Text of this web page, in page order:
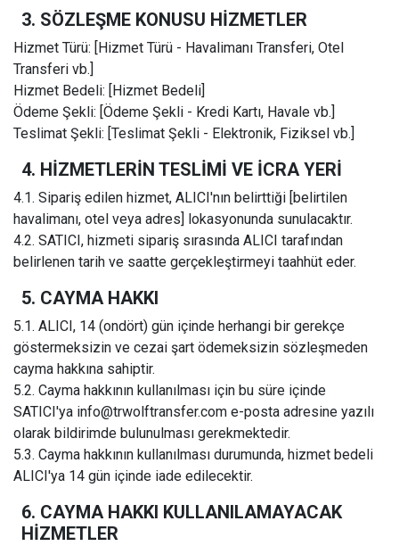
3. SÖZLEŞME KONUSU HİZMETLER
Hizmet Türü: [Hizmet Türü - Havalimanı Transferi, Otel
Transferi vb.]
Hizmet Bedeli: [Hizmet Bedeli]
Ödeme Şekli: [Ödeme Şekli - Kredi Kartı, Havale vb.]
Teslimat Şekli: [Teslimat Şekli - Elektronik, Fiziksel vb.]
4. HİZMETLERİN TESLİMİ VE İCRA YERİ
4.1. Sipariş edilen hizmet, ALICI'nın belirttiği [belirtilen
havalimanı, otel veya adres] lokasyonunda sunulacaktır.
4.2. SATICI, hizmeti sipariş sırasında ALICI tarafından
belirlenen tarih ve saatte gerçekleştirmeyi taahhüt eder.
5. CAYMA HAKKI
5.1. ALICI, 14 (ondört) gün içinde herhangi bir gerekçe
göstermeksizin ve cezai şart ödemeksizin sözleşmeden
cayma hakkına sahiptir.
5.2. Cayma hakkının kullanılması için bu süre içinde
SATICI'ya info@trwolftransfer.com e-posta adresine yazılı
olarak bildirimde bulunulması gerekmektedir.
5.3. Cayma hakkının kullanılması durumunda, hizmet bedeli
ALICI'ya 14 gün içinde iade edilecektir.
6. CAYMA HAKKI KULLANILAMAYACAK
HİZMETLER